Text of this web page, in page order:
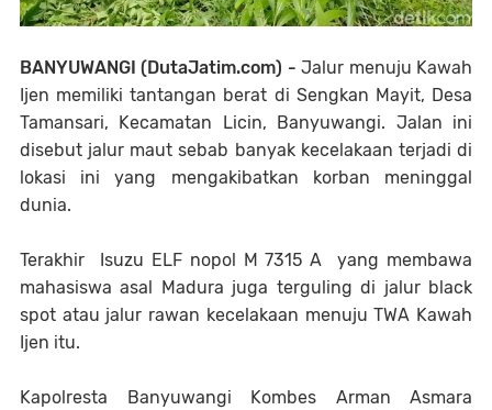
BANYUWANGI (DutaJatim.com) - Jalur menuju Kawah
Ijen memiliki tantangan berat di Sengkan Mayit, Desa
Tamansari, Kecamatan Licin, Banyuwangi. Jalan ini
disebut jalur maut sebab banyak kecelakaan terjadi di
lokasi ini yang mengakibatkan korban meninggal
dunia.
Terakhir
Isuzu ELF nopol M 7315 A yang membawa
mahasiswa asal Madura juga terguling di jalur black
spot atau jalur rawan kecelakaan menuju TWA Kawah
Ijen itu.
Kapolresta Banyuwangi Kombes Arman Asmara